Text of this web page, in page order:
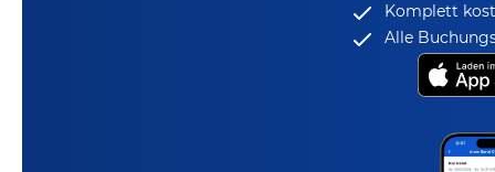
Komplett
Alle